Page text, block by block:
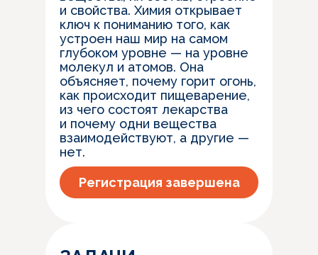
и свойства. Химия открывает
ключ к пониманию того, как
устроен наш мир на самом
глубоком уровне — на уровне
молекул и атомов. Она
объясняет, почему горит огонь,
как происходит пищеварение,
из чего состоят лекарства
и почему одни вещества
взаимодействуют, а другие —
нет.
Регистрация завершена